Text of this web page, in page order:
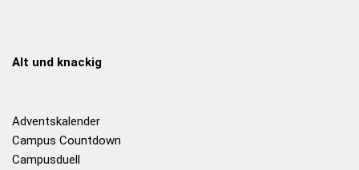
Alt und knackig
Adventskalender
Campus Countdown
Campusduell